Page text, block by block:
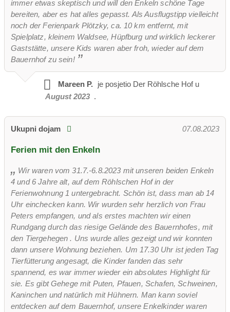
immer etwas skeptisch und will den Enkeln schöne Tage
bereiten, aber es hat alles gepasst. Als Ausflugstipp vielleicht
noch der Ferienpark Plötzky, ca. 10 km entfernt, mit
Spielplatz, kleinem Waldsee, Hüpfburg und wirklich leckerer
Gaststätte, unsere Kids waren aber froh, wieder auf dem
Bauernhof zu sein!
Mareen P. je posjetio Der Röhlsche Hof u
August 2023 .
Ukupni dojam 07.08.2023
Ferien mit den Enkeln
Wir waren vom 31.7.-6.8.2023 mit unseren beiden Enkeln
4 und 6 Jahre alt, auf dem Röhlschen Hof in der
Ferienwohnung 1 untergebracht. Schön ist, dass man ab 14
Uhr einchecken kann. Wir wurden sehr herzlich von Frau
Peters empfangen, und als erstes machten wir einen
Rundgang durch das riesige Gelände des Bauernhofes, mit
den Tiergehegen . Uns wurde alles gezeigt und wir konnten
dann unsere Wohnung beziehen. Um 17.30 Uhr ist jeden Tag
Tierfütterung angesagt, die Kinder fanden das sehr
spannend, es war immer wieder ein absolutes Highlight für
sie. Es gibt Gehege mit Puten, Pfauen, Schafen, Schweinen,
Kaninchen und natürlich mit Hühnern. Man kann soviel
entdecken auf dem Bauernhof, unsere Enkelkinder waren